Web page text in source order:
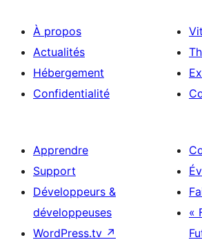
À propos
Actualités
Hébergement
Confidentialité
Apprendre
Support
Développeurs &
développeuses
WordPress.tv ↗
«